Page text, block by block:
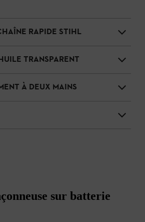
RAPIDE STIHL
TRANSPARENT
À DEUX MAINS
sur batterie